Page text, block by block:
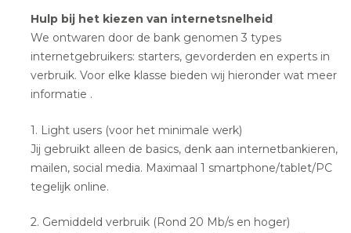
Hulp bij het kiezen van internetsnelheid
We ontwaren door de bank genomen 3 types
internetgebruikers: starters, gevorderden en experts in
verbruik. Voor elke klasse bieden wij hieronder wat meer
informatie .
1. Light users (voor het minimale werk)
Jij gebruikt alleen de basics, denk aan internetbankieren,
mailen, social media. Maximaal 1 smartphone/tablet/PC
tegelijk online.
2. Gemiddeld verbruik (Rond 20 Mb/s en hoger)